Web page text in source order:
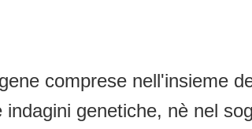
comprese nell'insieme
genetiche, nè nel